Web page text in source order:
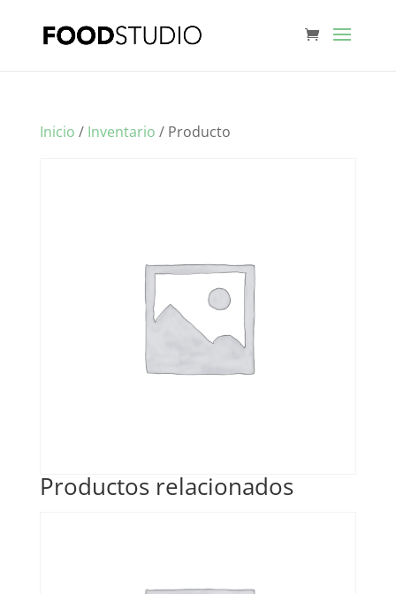
Inicio / Inventario / Producto
Productos relacionados